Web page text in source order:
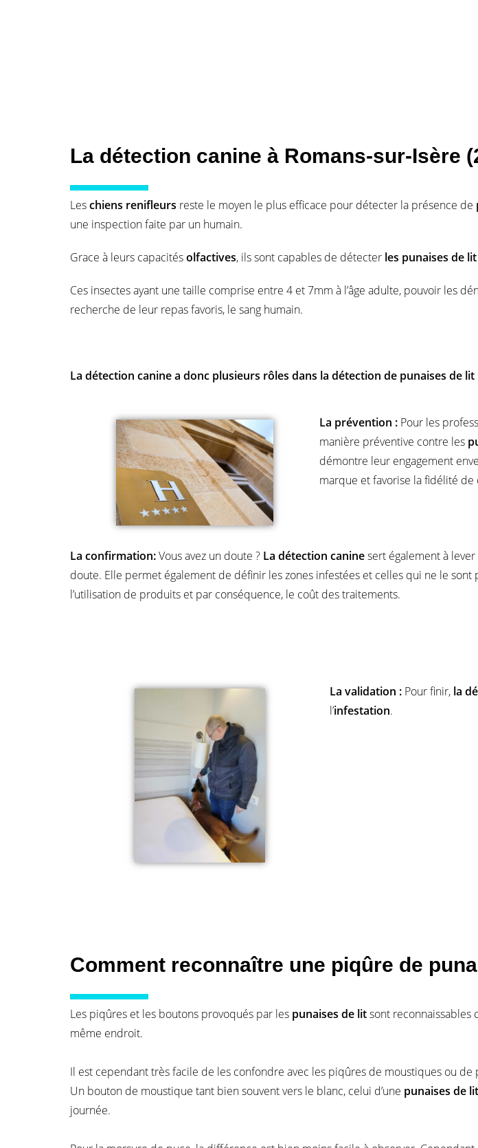
La détection canine à Romans-sur-Isère
Leschiens renifleurs reste le moyen le plus efficace pour détecter la présence de
une inspection faite par un humain.
Grace à leurs capacitésolfactives, ils sont capables de détecter les punaises de lit
Ces insectes ayant une taille comprise entre 4 et 7mm à l’âge adulte, pouvoir les
recherche de leur repas favoris, le sang humain.
La détection canine a donc plusieurs rôles dans la détection de punaises de lit
La prévention :Pour les
manière préventive contre les
démontre leur engagement
marque et favorise la fidélité de
La confirmation:Vous avez un doute ? La détection caninesert également à
doute. Elle permet également de définir les zones infestées et celles qui ne le sont
l’utilisation de produits et par conséquence, le coût des traitements.
La validation :Pour finir, la
l’infestation.
Comment reconnaître une piqûre de
Les piqûres et les boutons provoqués par les punaises de litsont reconnaissables
même endroit.
Il est cependant très facile de les confondre avec les piqûres de moustiques ou de
Un bouton de moustique tant bien souvent vers le blanc, celui d’une punaises de lit
journée.